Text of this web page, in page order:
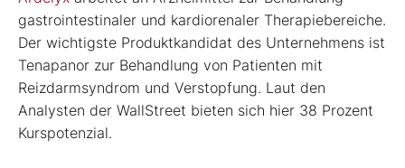
gastrointestinaler und kardiorenaler Therapiebereiche.
Der wichtigste Produktkandidat des Unternehmens ist
Tenapanor zur Behandlung von Patienten mit
Reizdarmsyndrom und Verstopfung. Laut den
Analysten der WallStreet bieten sich hier 38 Prozent
Kurspotenzial.